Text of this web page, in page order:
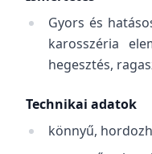
Gyors és
karosszéria
hegesztés,
Technikai adatok
könnyű,